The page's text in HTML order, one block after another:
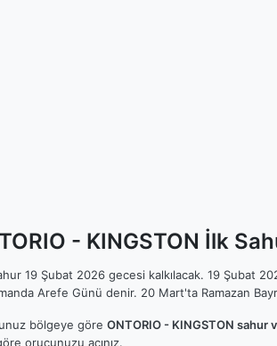
- KINGSTON İlk
19 Şubat 2026 gecesi kalkılacak. 19 Şubat
Arefe Günü denir. 20 Mart'ta Ramazan
bölgeye göre ONTORIO - KINGSTON sahur
orucunuzu açınız.